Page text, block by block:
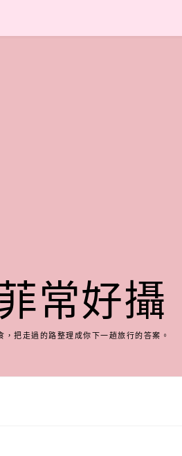
常好攝
，把走過的路整理成你下一趟旅行的答案。